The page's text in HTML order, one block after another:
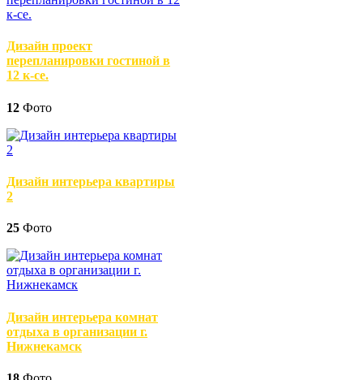
Дизайн проект
перепланировки гостиной в
12 к-се.
12 Фото
Дизайн интерьера квартиры
2
25 Фото
Дизайн интерьера комнат
отдыха в организации г.
Нижнекамск